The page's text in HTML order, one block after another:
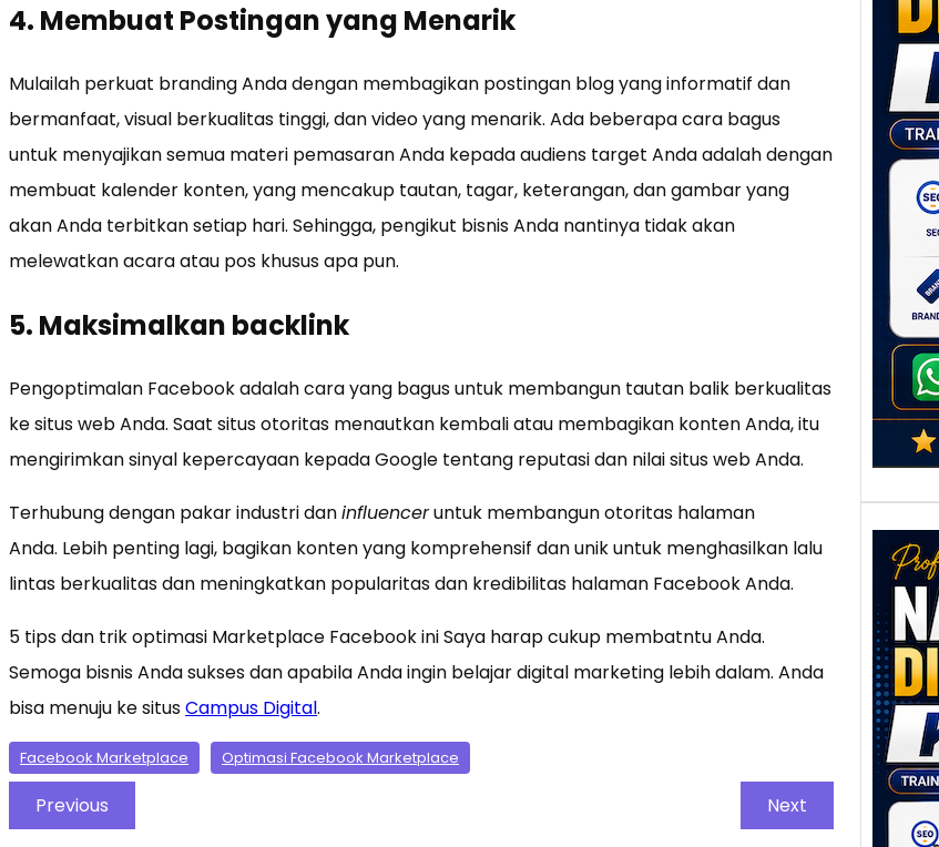
4. Membuat Postingan yang Menarik
Mulailah perkuat branding Anda dengan membagikan postingan blog yang informatif dan
bermanfaat, visual berkualitas tinggi, dan video yang menarik. Ada beberapa cara bagus
untuk menyajikan semua materi pemasaran Anda kepada audiens target Anda adalah dengan
membuat kalender konten, yang mencakup tautan, tagar, keterangan, dan gambar yang
akan Anda terbitkan setiap hari. Sehingga, pengikut bisnis Anda nantinya tidak akan
melewatkan acara atau pos khusus apa pun.
5. Maksimalkan backlink
Pengoptimalan Facebook adalah cara yang bagus untuk membangun tautan balik berkualitas
ke situs web Anda. Saat situs otoritas menautkan kembali atau membagikan konten Anda, itu
mengirimkan sinyal kepercayaan kepada Google tentang reputasi dan nilai situs web Anda.
Terhubung dengan pakar industri daninfluenceruntuk membangun otoritas halaman
Anda. Lebih penting lagi, bagikan konten yang komprehensif dan unik untuk menghasilkan lalu
lintas berkualitas dan meningkatkan popularitas dan kredibilitas halaman Facebook Anda.
5 tips dan trik optimasi Marketplace Facebook ini Saya harap cukup membatntu Anda.
Semoga bisnis Anda sukses dan apabila Anda ingin belajar digital marketing lebih dalam. Anda
bisa menuju ke situsCampus Digital.
Facebook Marketplace Optimasi Facebook Marketplace
Previous Next